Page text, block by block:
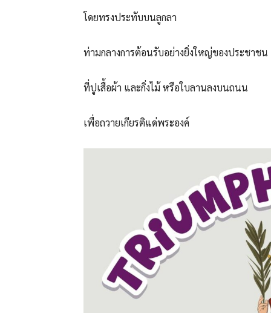
โดยทรงประทับบนลูกลา
ท่ามกลางการต้อนรับอย่างยิ่งใหญ่ของประชาชน
ที่ปูเสื้อผ้า และกิ่งไม้ หรือใบลานลงบนถนน
เพื่อถวายเกียรติแด่พระองค์